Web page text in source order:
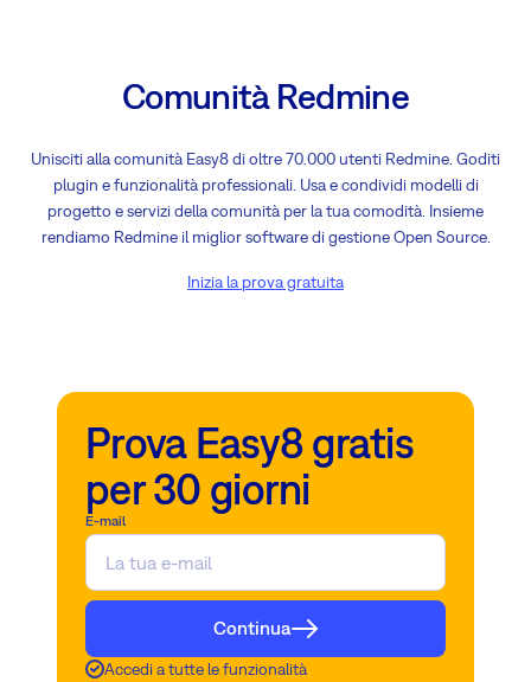
Comunità Redmine
Unisciti alla comunità Easy8 di oltre 70.000 utenti Redmine. Goditi
plugin e funzionalità professionali. Usa e condividi modelli di
progetto e servizi della comunità per la tua comodità. Insieme
rendiamo Redmine il miglior software di gestione Open Source.
Inizia la prova gratuita
Prova Easy8 gratis
per 30 giorni
E-mail
Continua
Accedi a tutte le funzionalità